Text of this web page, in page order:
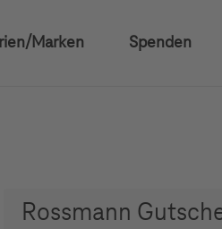
Marken Spenden
Rossmann